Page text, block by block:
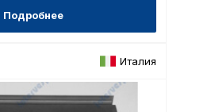
Подробнее
Италия